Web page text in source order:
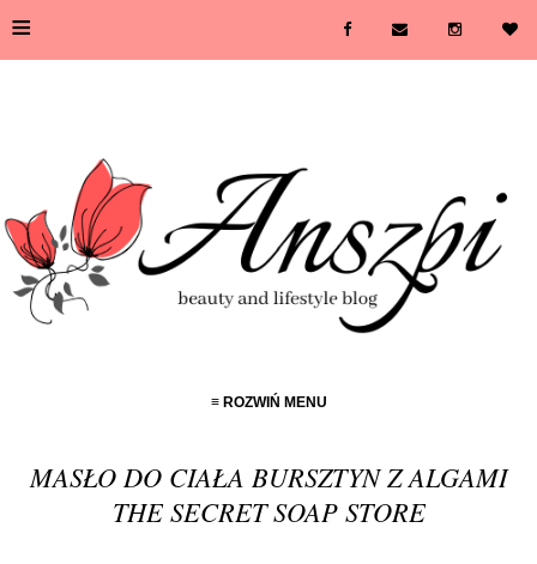
≡
≡ ROZWIŃ MENU
MASŁO DO CIAŁA BURSZTYN Z ALGAMI
THE SECRET SOAP STORE